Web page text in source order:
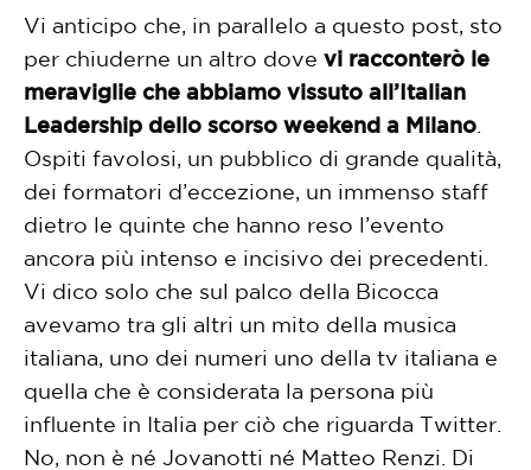
Vi anticipo che, in parallelo a questo post, sto
per chiuderne un altro dove vi racconterò le
meraviglie che abbiamo vissuto all’Italian
Leadership dello scorso weekend a Milano
Ospiti favolosi, un pubblico di grande qualità,
dei formatori d’eccezione, un immenso staff
dietro le quinte che hanno reso l’evento
ancora più intenso e incisivo dei precedenti.
Vi dico solo che sul palco della Bicocca
avevamo tra gli altri un mito della musica
italiana, uno dei numeri uno della tv italiana e
quella che è considerata la persona più
influente in Italia per ciò che riguarda Twitter.
No, non è né Jovanotti né Matteo Renzi. Di